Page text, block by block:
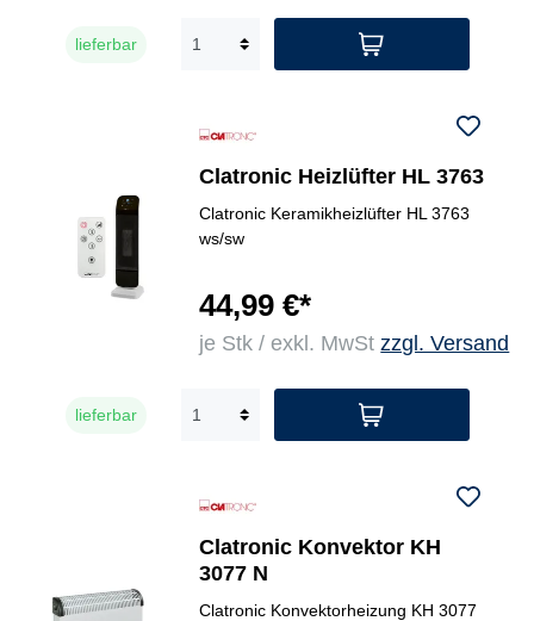
lieferbar
Clatronic Heizlüfter HL 3763
Clatronic Keramikheizlüfter HL 3763
ws/sw
44,99 €*
je Stk / exkl. MwStzzgl. Versand
lieferbar
Clatronic Konvektor KH
3077 N
Clatronic Konvektorheizung KH 3077